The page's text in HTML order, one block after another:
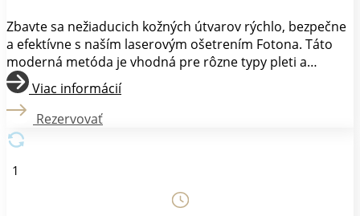
Zbavte sa nežiaducich kožných útvarov rýchlo, bezpečne
a efektívne s naším laserovým ošetrením Fotona. Táto
moderná metóda je vhodná pre rôzne typy pleti a
ponúka trvalé výsledky. Laserové odstránenie
znamienok, výrastkov a bradavíc je ambulantný zákrok,
ktorý využíva presne cielený laserový lúč. Tento lúč
odstraňuje nežiaduce tkanivo vrstvu po vrstve,
minimalizujúc riziko poškodenia okolitej kože. Ošetrenie
je rýchle a zvyčajne bezbolestné, v niektorých prípadoch
Viac informácií
Rezervovať
1